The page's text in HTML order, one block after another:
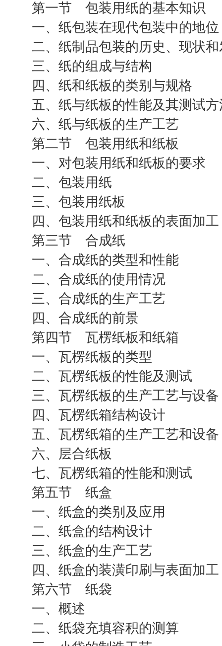
第一节 包装用纸的基本知识
一、纸包装在现代包装中的地位
二、纸制品包装的历史、现状
三、纸的组成与结构
四、纸和纸板的类别与规格
五、纸与纸板的性能及其测试方
六、纸与纸板的生产工艺
第二节 包装用纸和纸板
一、对包装用纸和纸板的要求
二、包装用纸
三、包装用纸板
四、包装用纸和纸板的表面加工
第三节 合成纸
一、合成纸的类型和性能
二、合成纸的使用情况
三、合成纸的生产工艺
四、合成纸的前景
第四节 瓦楞纸板和纸箱
一、瓦楞纸板的类型
二、瓦楞纸板的性能及测试
三、瓦楞纸板的生产工艺与设备
四、瓦楞纸箱结构设计
五、瓦楞纸箱的生产工艺和设备
六、层合纸板
七、瓦楞纸箱的性能和测试
第五节 纸盒
一、纸盒的类别及应用
二、纸盒的结构设计
三、纸盒的生产工艺
四、纸盒的装潢印刷与表面加工
第六节 纸袋
一、概述
二、纸袋充填容积的测算